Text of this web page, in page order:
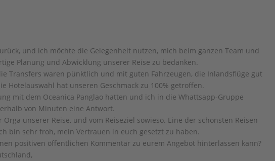
und ich möchte die Gelegenheit nutzen, mich beim ganzen Team und
Planung und Abwicklung unserer Reise zu bedanken.
Transfers waren pünktlich und mit guten Fahrzeugen, die Inlandsflüge gut
Hotelauswahl hat unseren Geschmack zu 100% getroffen.
mit dem Oceanica Panglao hatten und ich in die Whattsapp-Gruppe
von Minuten eine Antwort.
unserer Reise, und vom Reiseziel sowieso. Eine der schönsten Reisen
bin sehr froh, mein Vertrauen in euch gesetzt zu haben.
positiven öffentlichen Kommentar zu eurem Angebot hinterlassen kann?